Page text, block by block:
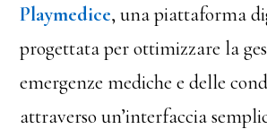
Playmedice, una piattaforma
progettata per ottimizzare la
emergenze mediche e delle
attraverso un’interfaccia